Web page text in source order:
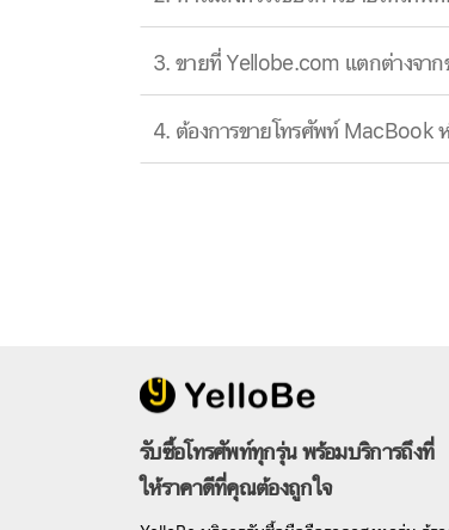
3. ขายที่ Yellobe.com แตกต่างจา
4. ต้องการขายโทรศัพท์ MacBook
รับซื้อโทรศัพท์ทุกรุ่น พร้อมบริการถึงที่
ให้ราคาดีที่คุณต้องถูกใจ